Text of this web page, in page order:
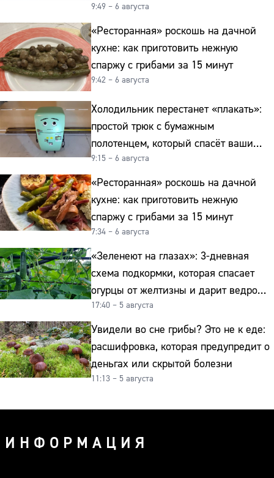
9:49 – 6 августа
«Ресторанная» роскошь на дачной
кухне: как приготовить нежную
спаржу с грибами за 15 минут
9:42 – 6 августа
Холодильник перестанет «плакать»:
простой трюк с бумажным
полотенцем, который спасёт ваши
овощи от гнили
9:15 – 6 августа
«Ресторанная» роскошь на дачной
кухне: как приготовить нежную
спаржу с грибами за 15 минут
7:34 – 6 августа
«Зеленеют на глазах»: 3-дневная
схема подкормки, которая спасает
огурцы от желтизны и дарит ведро
урожая
17:40 – 5 августа
Увидели во сне грибы? Это не к еде:
расшифровка, которая предупредит о
деньгах или скрытой болезни
11:13 – 5 августа
ИНФОРМАЦИЯ